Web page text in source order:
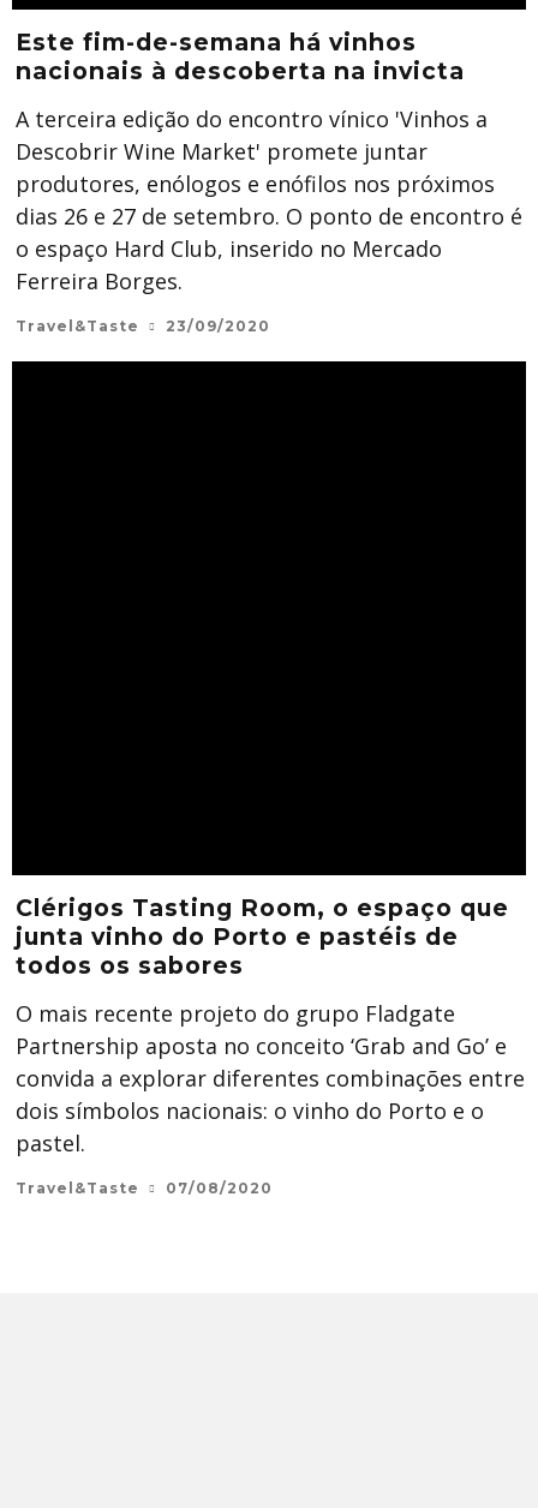
Este fim-de-semana há vinhos
nacionais à descoberta na invicta
A terceira edição do encontro vínico 'Vinhos a
Descobrir Wine Market' promete juntar
produtores, enólogos e enófilos nos próximos
dias 26 e 27 de setembro. O ponto de encontro é
o espaço Hard Club, inserido no Mercado
Ferreira Borges.
Travel&Taste 23/09/2020
Clérigos Tasting Room, o espaço que
junta vinho do Porto e pastéis de
todos os sabores
O mais recente projeto do grupo Fladgate
Partnership aposta no conceito ‘Grab and Go’ e
convida a explorar diferentes combinações entre
dois símbolos nacionais: o vinho do Porto e o
pastel.
Travel&Taste 07/08/2020